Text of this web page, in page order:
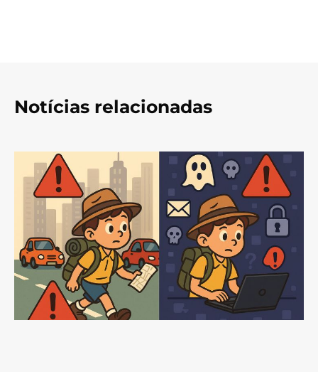
Notícias relacionadas